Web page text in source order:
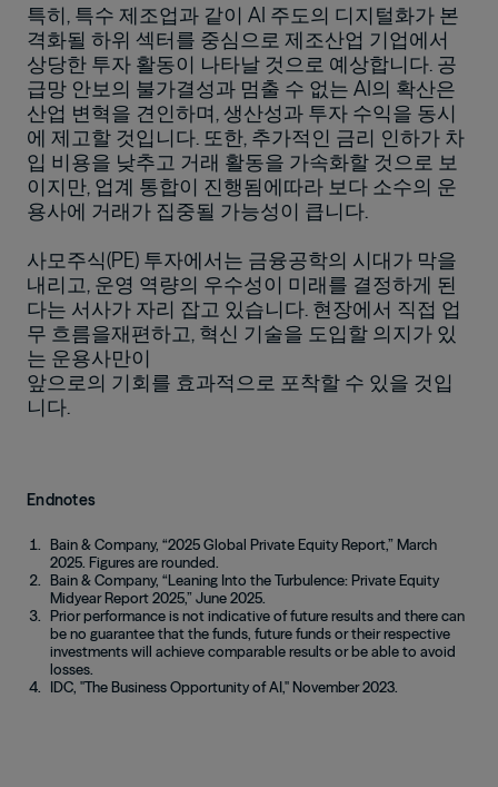
특히, 특수 제조업과 같이 AI 주도의 디지털화가 본
격화될 하위 섹터를 중심으로 제조산업 기업에서
상당한 투자 활동이 나타날 것으로 예상합니다. 공
급망 안보의 불가결성과 멈출 수 없는 AI의 확산은
산업 변혁을 견인하며, 생산성과 투자 수익을 동시
에 제고할 것입니다. 또한, 추가적인 금리 인하가 차
입 비용을 낮추고 거래 활동을 가속화할 것으로 보
이지만, 업계 통합이 진행됨에따라 보다 소수의 운
용사에 거래가 집중될 가능성이 큽니다.
사모주식(PE) 투자에서는 금융공학의 시대가 막을
내리고, 운영 역량의 우수성이 미래를 결정하게 된
다는 서사가 자리 잡고 있습니다. 현장에서 직접 업
무 흐름을재편하고, 혁신 기술을 도입할 의지가 있
는 운용사만이
앞으로의 기회를 효과적으로 포착할 수 있을 것입
니다.
Endnotes
Bain & Company, “2025 Global Private Equity Report,” March
2025. Figures are rounded.
Bain & Company, “Leaning Into the Turbulence: Private Equity
Midyear Report 2025,” June 2025.
Prior performance is not indicative of future results and there can
be no guarantee that the funds, future funds or their respective
investments will achieve comparable results or be able to avoid
losses.
IDC, "The Business Opportunity of AI," November 2023.